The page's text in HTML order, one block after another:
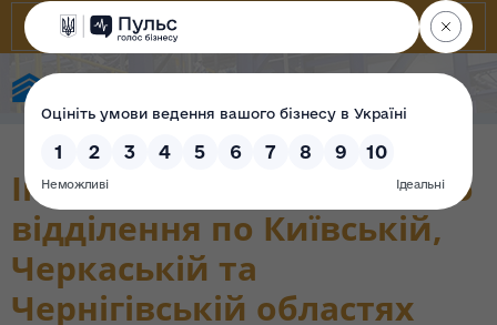
Інформація Регіонального
відділення по Київській,
Черкаській та
Чернігівській областях